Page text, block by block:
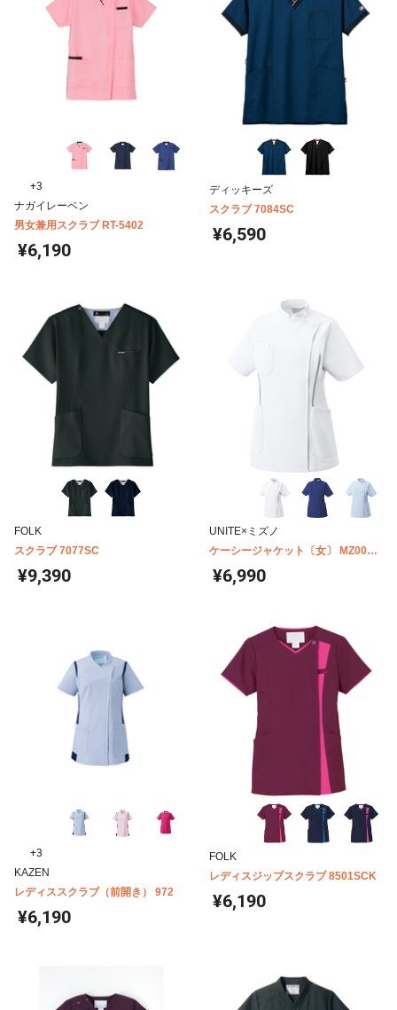
+3
ナガイレーベン
男女兼用スクラブ RT-5402
¥6,190
ディッキーズ
スクラブ 7084SC
¥6,590
FOLK
スクラブ 7077SC
¥9,390
UNITE×ミズノ
ケーシージャケット〔女〕 MZ0048
ミズノ
¥6,990
+3
KAZEN
レディススクラブ（前開き） 972
¥6,190
FOLK
レディスジップスクラブ 8501SCK
¥6,190